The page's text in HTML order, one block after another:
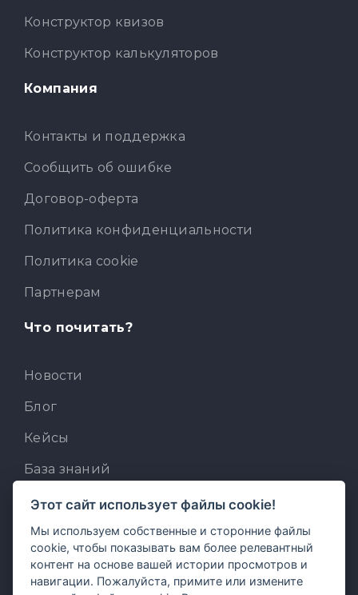
Конструктор квизов
Конструктор калькуляторов
Компания
Контакты и поддержка
Сообщить об ошибке
Договор-оферта
Политика конфиденциальности
Политика cookie
Партнерам
Что почитать?
Новости
Блог
Кейсы
База знаний
Для разработчиков
Встроенный AI-ассистент
MCP для AI-клиентов
Этот сайт использует файлы cookie!
Мы используем собственные и сторонние файлы
cookie, чтобы показывать вам более релевантный
контент на основе вашей истории просмотров и
навигации. Пожалуйста, примите или измените